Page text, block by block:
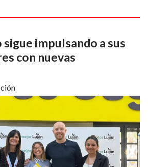
sigue impulsando a sus
con nuevas